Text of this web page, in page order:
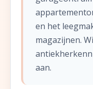
en het
magazijnen.
aan.